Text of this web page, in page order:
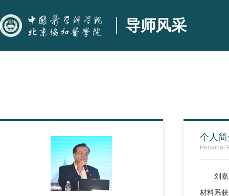
导师风采
个人
Personal
刘
材料系